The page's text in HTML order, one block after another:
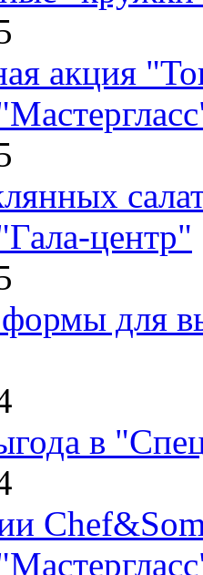
акция
центр"
для
в